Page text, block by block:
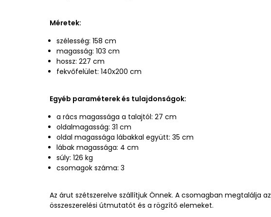
Méretek:
szélesség: 158 cm
magasság: 103 cm
hossz: 227 cm
fekvőfelület: 140x200 cm
Egyéb paraméterek és tulajdonságok:
a rács magassága a talajtól: 27 cm
oldalmagasság: 31 cm
oldal magassága lábakkal együtt: 35 cm
lábak magassága: 4 cm
súly: 126 kg
csomagok száma: 3
Az árut szétszerelve szállítjuk Önnek. A csomagban megtalálja az
összeszerelési útmutatót és a rögzítő elemeket.